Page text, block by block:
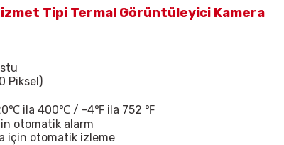
Tipi Termal Görüntüleyici Kamera
Piksel)
-20℃ ila 400℃ / -4℉ ila 752 ℉
otomatik alarm
için otomatik izleme